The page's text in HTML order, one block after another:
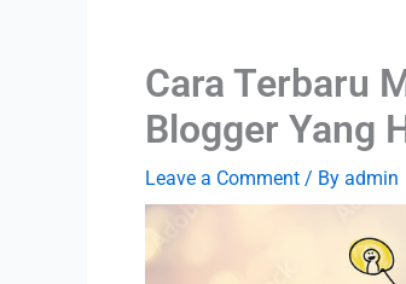
Cara Terbaru
Blogger Yang
Leave a Comment / By admin